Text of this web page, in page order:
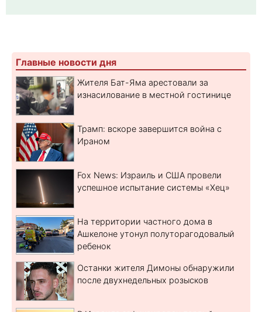
Главные новости дня
Жителя Бат-Яма арестовали за
изнасилование в местной гостинице
Трамп: вскоре завершится война с
Ираном
Fox News: Израиль и США провели
успешное испытание системы «Хец»
На территории частного дома в
Ашкелоне утонул полуторагодовалый
ребенок
Останки жителя Димоны обнаружили
после двухнедельных розысков